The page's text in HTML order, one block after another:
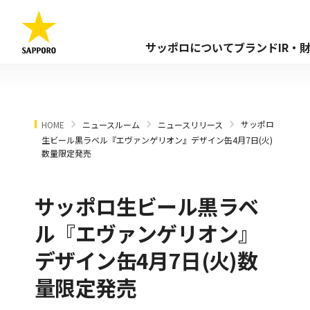
サッポロについてブランドIR・
HOME ニュースルーム ニュースリリース
サッポロ
生ビール黒ラベル『エヴァンゲリオン』デザイン缶4月7日(火)
数量限定発売
サッポロ生ビール黒ラベ
ル『エヴァンゲリオン』
デザイン缶4月7日(火)数
量限定発売